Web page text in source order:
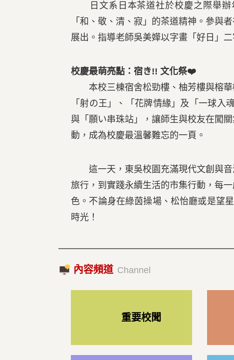
日文系日本茶道社於校慶之際舉辦
「和、敬、清、寂」的茶道精神。參與
展出。指導老師吳美嬅以字畫「好日」
校慶最萌亮點：宿き!! 文化祭❤️
本校三棟宿舍松勁樓、柚芳樓與榕華
「射の王」、「花牌情緣」及「一球入
與「願い串珠站」，讓師生與校友在闖
動，成為校慶最溫馨難忘的一頁。
這一天，東吳校園充滿現代文創與音
旅行，到實踐永續生活的市集行動，每
色。不論身在綠茵操場、松怡廳或是望
時光！
內容頻道 Channel
重要校聞